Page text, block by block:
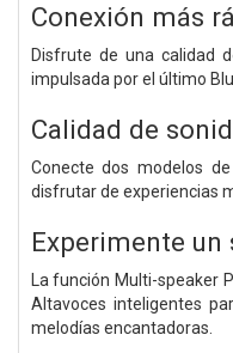
Conexión más
Disfrute de una calidad
impulsada por el último
Calidad de
Conecte dos modelos
disfrutar de experiencias
Experimente
La función Multi-
Altavoces inteligentes
melodías encantadoras.